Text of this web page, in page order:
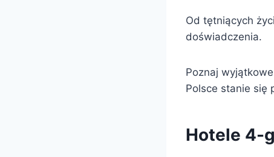
Od tętniących
doświadczenia.
Poznaj
Polsce stanie się
Hotele 4-